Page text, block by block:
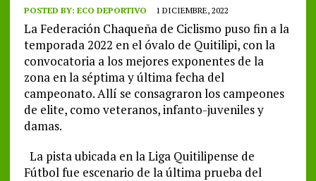
POSTED BY: ECO DEPORTIVO 1 DICIEMBRE, 2022
La Federación Chaqueña de Ciclismo puso fin a la
temporada 2022 en el óvalo de Quitilipi, con la
convocatoria a los mejores exponentes de la
zona en la séptima y última fecha del
campeonato. Allí se consagraron los campeones
de elite, como veteranos, infanto-juveniles y
damas.
La pista ubicada en la Liga Quitilipense de
Fútbol fue escenario de la última prueba del